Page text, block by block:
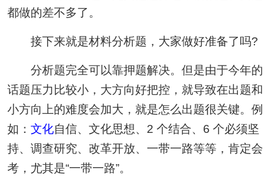
都做的差不多了。
接下来就是材料分析题，大家做好准备了吗?
分析题完全可以靠押题解决。但是由于今年的
话题压力比较小，大方向好把控，就导致在出题和
小方向上的难度会加大，就是怎么出题很关键。例
如： 文化自信、文化思想、2 个结合、6 个必须坚
持、调查研究、改革开放、一带一路等等，肯定会
考，尤其是“一带一路”。